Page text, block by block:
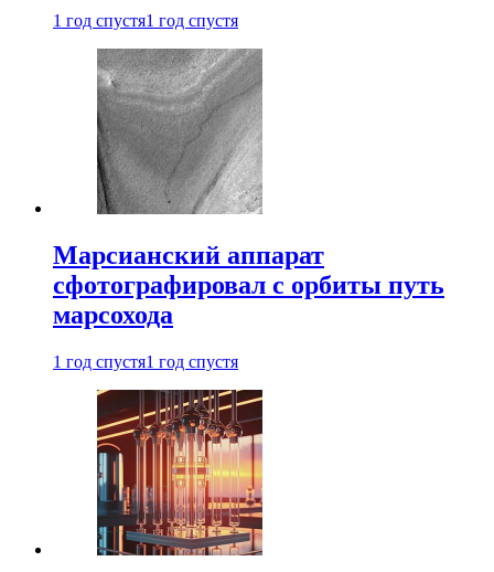
1 год спустя1 год спустя
Марсианский аппарат
сфотографировал с орбиты путь
марсохода
1 год спустя1 год спустя